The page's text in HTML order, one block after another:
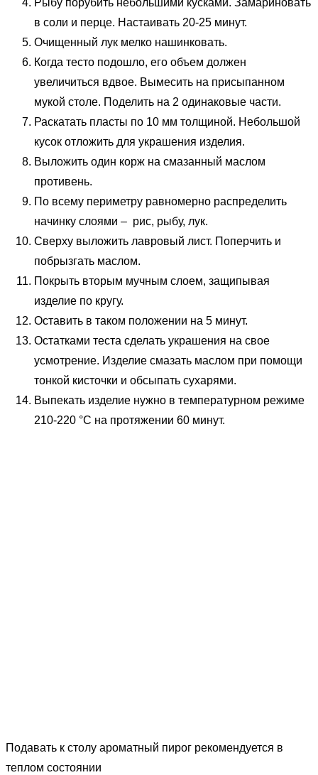
Рыбу порубить небольшими кусками. Замариновать
в соли и перце. Настаивать 20-25 минут.
Очищенный лук мелко нашинковать.
Когда тесто подошло, его объем должен
увеличиться вдвое. Вымесить на присыпанном
мукой столе. Поделить на 2 одинаковые части.
Раскатать пласты по 10 мм толщиной. Небольшой
кусок отложить для украшения изделия.
Выложить один корж на смазанный маслом
противень.
По всему периметру равномерно распределить
начинку слоями – рис, рыбу, лук.
Сверху выложить лавровый лист. Поперчить и
побрызгать маслом.
Покрыть вторым мучным слоем, защипывая
изделие по кругу.
Оставить в таком положении на 5 минут.
Остатками теста сделать украшения на свое
усмотрение. Изделие смазать маслом при помощи
тонкой кисточки и обсыпать сухарями.
Выпекать изделие нужно в температурном режиме
210-220 °C на протяжении 60 минут.
Подавать к столу ароматный пирог рекомендуется в
теплом состоянии